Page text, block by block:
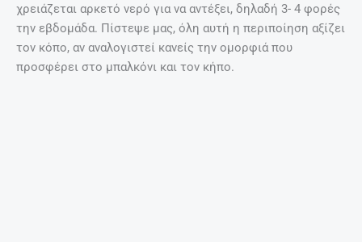
χρειάζεται αρκετό νερό για να αντέξει, δηλαδή 3- 4 φορές
την εβδομάδα. Πίστεψε μας, όλη αυτή η περιποίηση αξίζει
τον κόπο, αν αναλογιστεί κανείς την ομορφιά που
προσφέρει στο μπαλκόνι και τον κήπο.